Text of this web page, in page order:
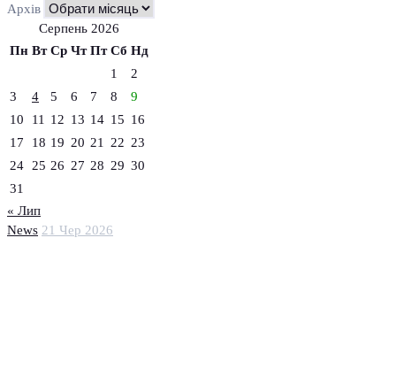
News 21 Чер 2026
Архів
Серпень 2026
Пн Вт Ср Чт Пт Сб Нд
1
2
3
4 5 6 7 8
9
10
11 12 13 14 15 16
17
18 19 20 21 22 23
24
25 26 27 28 29 30
31
« Лип